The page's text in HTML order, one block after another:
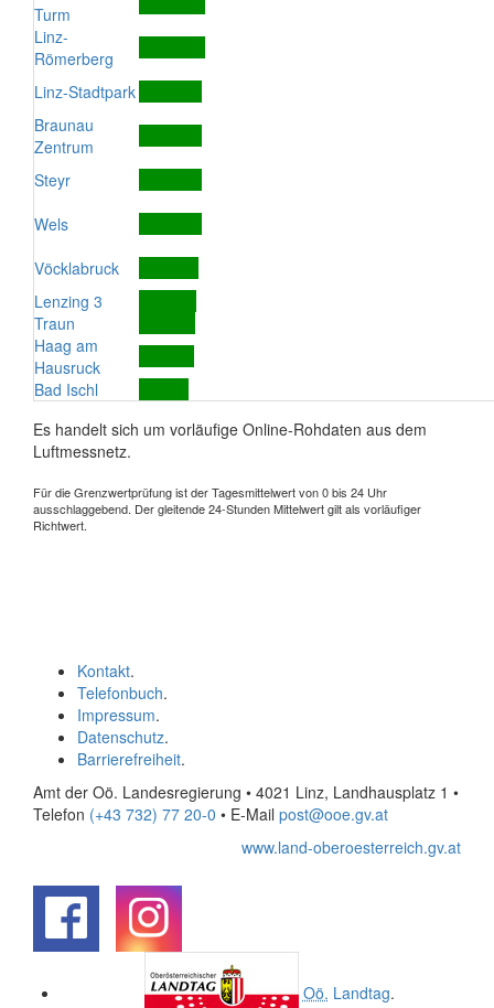
Turm
Linz-
Römerberg
Linz-Stadtpark
Braunau
Zentrum
Steyr
Wels
Vöcklabruck
Lenzing 3
Traun
Haag am
Hausruck
Bad Ischl
Es handelt sich um vorläufige Online-Rohdaten aus dem
Luftmessnetz.
Für die Grenzwertprüfung ist der Tagesmittelwert von 0 bis 24 Uhr
ausschlaggebend. Der gleitende 24-Stunden Mittelwert gilt als vorläufiger
Richtwert.
Kontakt.
Telefonbuch.
Impressum.
Datenschutz.
Barrierefreiheit.
Amt der Oö. Landesregierung • 4021 Linz, Landhausplatz 1 •
Telefon (+43 732) 77 20-0 • E-Mail post@ooe.gv.at
www.land-oberoesterreich.gv.at
Oö. Landtag.